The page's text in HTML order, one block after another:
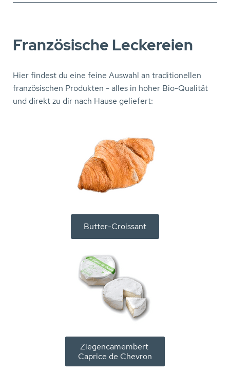
Französische Leckereien
Hier findest du eine feine Auswahl an traditionellen
französischen Produkten - alles in hoher Bio-Qualität
und direkt zu dir nach Hause geliefert:
Butter-Croissant
Ziegencamembert
Caprice de Chevron